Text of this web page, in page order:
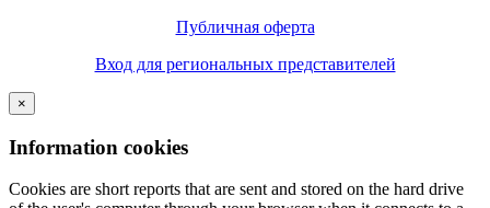
Публичная оферта
Вход для региональных представителей
×
Information cookies
Cookies are short reports that are sent and stored on the hard drive